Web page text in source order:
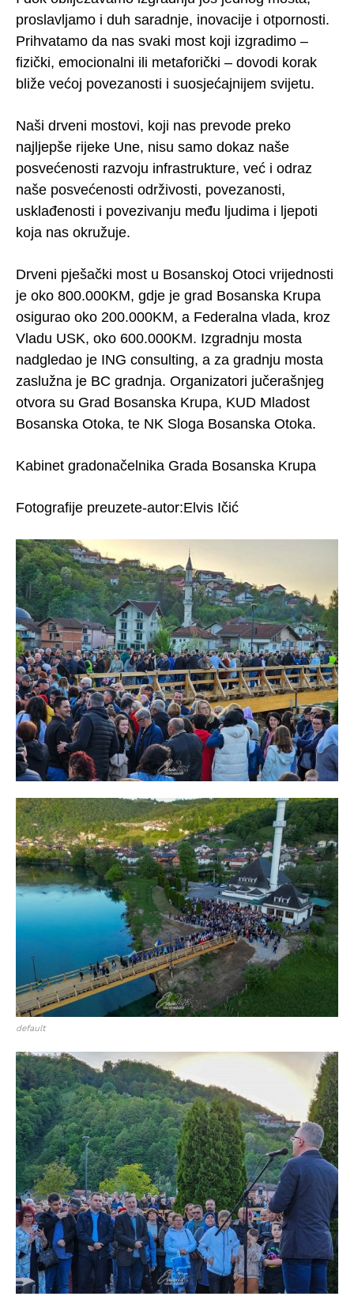
proslavljamo i duh saradnje, inovacije i otpornosti.
Prihvatamo da nas svaki most koji izgradimo –
fizički, emocionalni ili metaforički – dovodi korak
bliže većoj povezanosti i suosjećajnijem svijetu.
Naši drveni mostovi, koji nas prevode preko
najljepše rijeke Une, nisu samo dokaz naše
posvećenosti razvoju infrastrukture, već i odraz
naše posvećenosti održivosti, povezanosti,
usklađenosti i povezivanju među ljudima i ljepoti
koja nas okružuje.
Drveni pješački most u Bosanskoj Otoci vrijednosti
je oko 800.000KM, gdje je grad Bosanska Krupa
osigurao oko 200.000KM, a Federalna vlada, kroz
Vladu USK, oko 600.000KM. Izgradnju mosta
nadgledao je ING consulting, a za gradnju mosta
zaslužna je BC gradnja. Organizatori jučerašnjeg
otvora su Grad Bosanska Krupa, KUD Mladost
Bosanska Otoka, te NK Sloga Bosanska Otoka.
Kabinet gradonačelnika Grada Bosanska Krupa
Fotografije preuzete-autor:Elvis Ičić
default